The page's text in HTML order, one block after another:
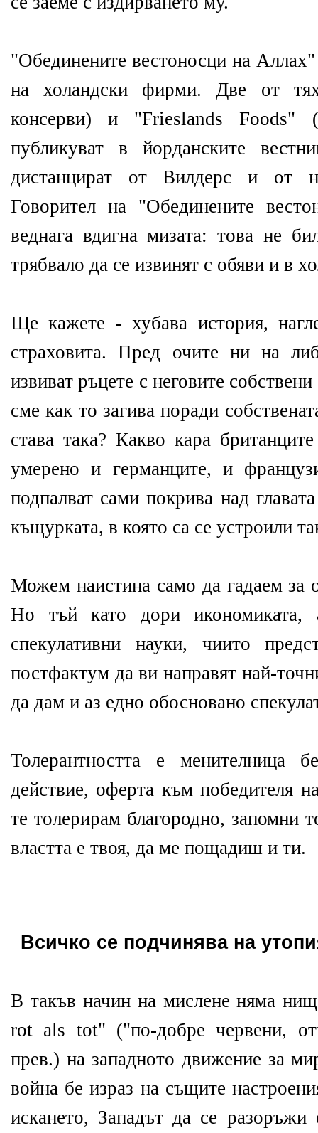
"Обединените вестоносци на
на холандски фирми. Две от
консерви) и "Frieslands Foods"
публикуват в йорданските
дистанцират от Вилдерс и от
Говорител на "Обединените
веднага вдигна мизата: това не
трябвало да се извинят с обяви и в
Ще кажете - хубава история,
страховита. Пред очите ни на
извиват ръцете с неговите
сме как то загива поради
става така? Какво кара
умерено и германците, и
подпалват сами покрива над
къщурката, в която са се устроили
Можем наистина само да гадаем за
Но тъй като дори икономиката,
спекулативни науки, чиито
постфактум да ви направят най-
да дам и аз едно обосновано
Толерантността е менителница
действие, оферта към победителя
те толерирам благородно, запомни
властта е твоя, да ме пощадиш и ти.
Всичко се подчинява на
В такъв начин на мислене няма
rot als tot" ("по-добре червени,
прев.) на западното движение за
война бе израз на същите
искането, Западът да се разоръжи